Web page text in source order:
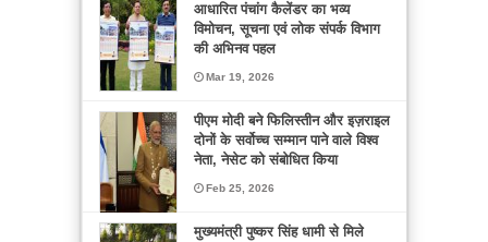
आधारित पंचांग कैलेंडर का भव्य
विमोचन, सूचना एवं लोक संपर्क विभाग
की अभिनव पहल
Mar 19, 2026
पीएम मोदी बने फिलिस्तीन और इज़राइल
दोनों के सर्वोच्च सम्मान पाने वाले विश्व
नेता, नेसेट को संबोधित किया
Feb 25, 2026
मुख्यमंत्री पुष्कर सिंह धामी से मिले